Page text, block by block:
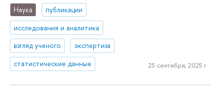
Наука
публикации
исследования и аналитика
взгляд ученого
экспертиза
статистические данные
25 сентября, 2025 г.